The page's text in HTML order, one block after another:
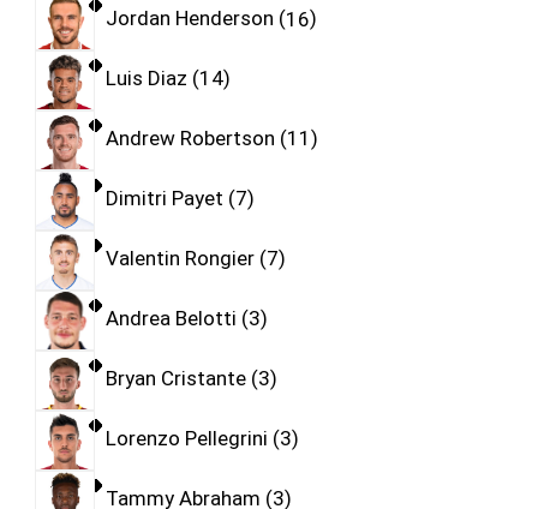
Jordan Henderson 16
Luis Diaz 14
Andrew Robertson 11
Dimitri Payet 7
Valentin Rongier 7
Andrea Belotti 3
Bryan Cristante 3
Lorenzo Pellegrini 3
Tammy Abraham 3